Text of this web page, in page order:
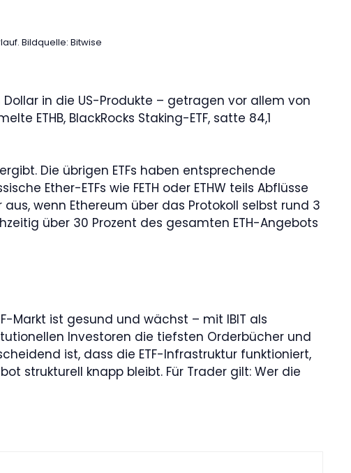
Bildquelle: Bitwise
in die US-Produkte – getragen vor allem von
ETHB, BlackRocks Staking-ETF, satte 84,1
Die übrigen ETFs haben entsprechende
Ether-ETFs wie FETH oder ETHW teils Abflüsse
wenn Ethereum über das Protokoll selbst rund 3
über 30 Prozent des gesamten ETH-Angebots
Markt ist gesund und wächst – mit IBIT als
Investoren die tiefsten Orderbücher und
ist, dass die ETF-Infrastruktur funktioniert,
strukturell knapp bleibt. Für Trader gilt: Wer die